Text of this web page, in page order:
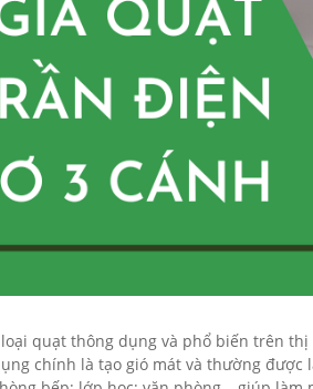
quạt thông dụng và phổ biến trên
chính là tạo gió mát và thường